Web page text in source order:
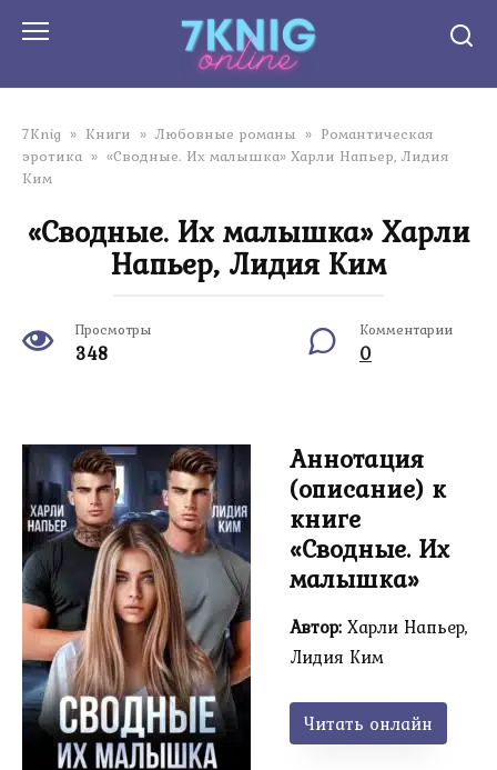
7Knig » Книги » Любовные романы » Романтическая
эротика » «Сводные. Их малышка» Харли Напьер, Лидия
Ким
«Сводные. Их малышка» Харли
Напьер, Лидия Ким
Просмотры
348
Комментарии
0
Аннотация
(описание) к
книге
«Сводные. Их
малышка»
Автор:Харли Напьер,
Лидия Ким
Читать онлайн